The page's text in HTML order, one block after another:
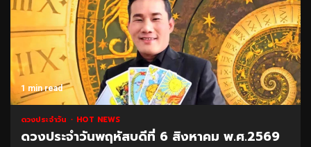
1 min read
ดวงประจำวัน HOT NEWS
ดวงประจำวันพฤหัสบดีที่ 6 สิงหาคม พ.ศ.2569